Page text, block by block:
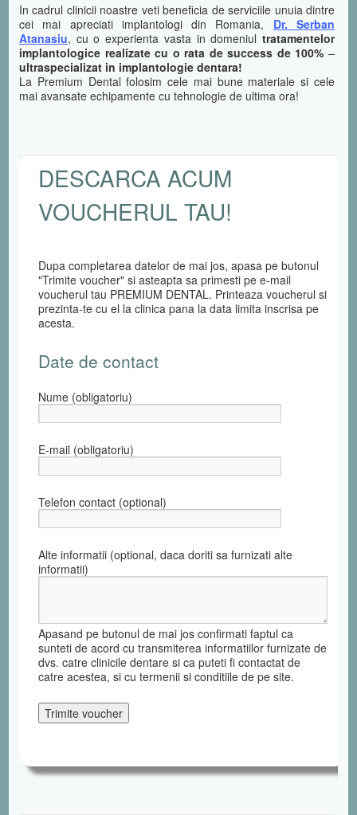
In cadrul clinicii noastre veti beneficia de serviciile unuia dintre
cei mai apreciati implantologi din Romania, Dr. Serban
Atanasiu, cu o experienta vasta in domeniul tratamentelor
implantologice realizate cu o rata de success de 100% –
ultraspecializat in implantologie dentara!
La Premium Dental folosim cele mai bune materiale si cele
mai avansate echipamente cu tehnologie de ultima ora!
DESCARCA ACUM
VOUCHERUL TAU!
Dupa completarea datelor de mai jos, apasa pe butonul
"Trimite voucher" si asteapta sa primesti pe e-mail
voucherul tau PREMIUM DENTAL. Printeaza voucherul si
prezinta-te cu el la clinica pana la data limita inscrisa pe
acesta.
Date de contact
Nume (obligatoriu)
E-mail (obligatoriu)
Telefon contact (optional)
Alte informatii (optional, daca doriti sa furnizati alte
informatii)
Apasand pe butonul de mai jos confirmati faptul ca
sunteti de acord cu transmiterea informatiilor furnizate de
dvs. catre clinicile dentare si ca puteti fi contactat de
catre acestea, si cu termenii si conditiile de pe site.